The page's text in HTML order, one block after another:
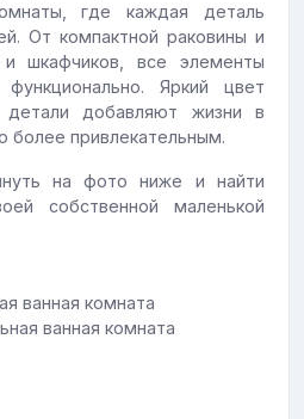
где каждая деталь
От компактной раковины и
шкафчиков, все элементы
Яркий цвет
детали добавляют жизни в
более привлекательным.
на фото ниже и найти
собственной маленькой
ванная комната